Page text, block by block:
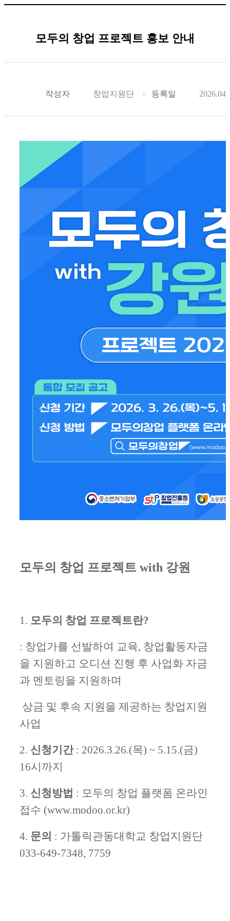
모두의 창업 프로젝트 홍보 안내
작성자 창업지원단 등록일
모두의 창업 프로젝트 with 강원
1. 모두의 창업 프로젝트란?
: 창업가를 선발하여 교육, 창업활동자금
을 지원하고 오디션 진행 후 사업화 자금
과 멘토링을 지원하며
상금 및 후속 지원을 제공하는 창업지원
사업
2. 신청기간: 2026.3.26.(목) ~ 5.15.(금)
16시까지
3. 신청방법 : 모두의 창업 플랫폼 온라인
접수 (www.modoo.or.kr)
4. 문의 : 가톨릭관동대학교 창업지원단
033-649-7348, 7759